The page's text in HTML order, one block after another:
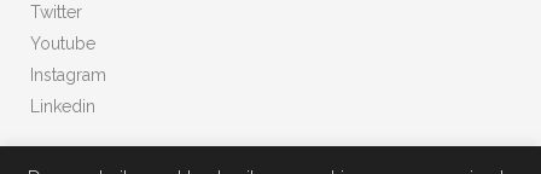
Twitter
Youtube
Instagram
Linkedin